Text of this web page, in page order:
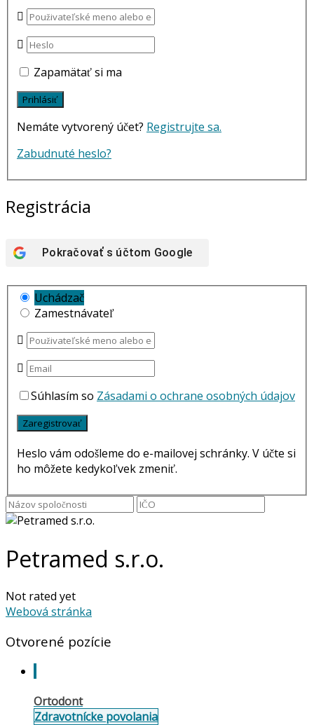
Zapamätať si ma
Nemáte vytvorený účet? Registrujte sa.
Zabudnuté heslo?
Registrácia
Pokračovať s účtom Google
Uchádzač
Zamestnávateľ
Súhlasím so Zásadami o ochrane osobných údajov
Heslo vám odošleme do e-mailovej schránky. V účte si
ho môžete kedykoľvek zmeniť.
Petramed s.r.o.
Not rated yet
Webová stránka
Otvorené pozície
Ortodont
Zdravotnícke povolania